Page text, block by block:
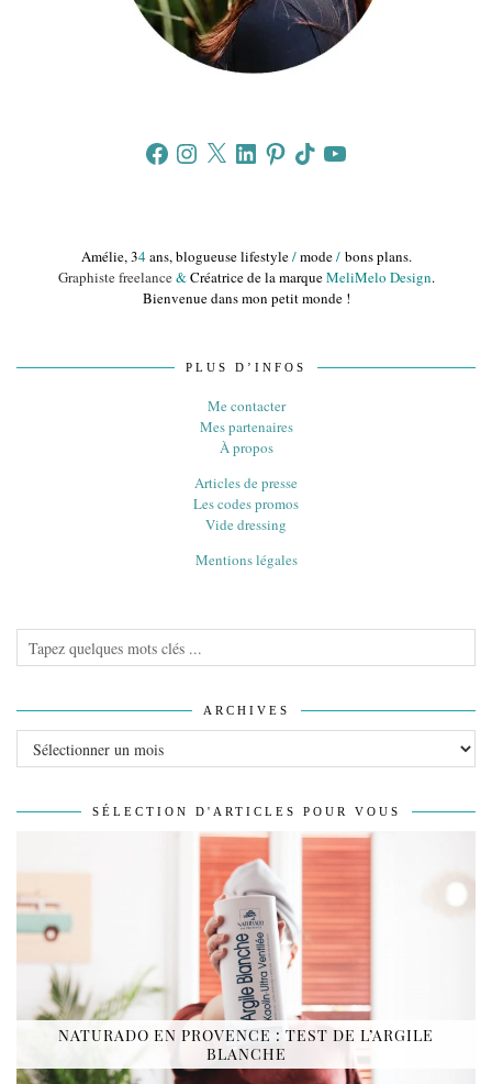
FacebookInstagram
X LinkedInPinterestTikTokYouTube
Amélie, 34ans, blogueuse lifestyle/mode/bons plans.
Graphiste freelance&Créatrice de la marqueMeliMelo Design.
Bienvenue dans mon petit monde !
PLUS D’INFOS
Me contacter
Mes partenaires
À propos
Articles de presse
Les codes promos
Vide dressing
Mentions légales
ARCHIVES
SÉLECTION D'ARTICLES POUR VOUS
NATURADO EN PROVENCE : TEST DE L’ARGILE
BLANCHE